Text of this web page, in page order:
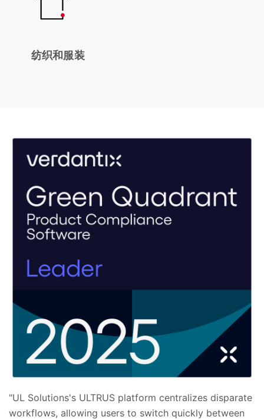
纺织和服装
"UL Solutions's ULTRUS platform centralizes disparate
workflows, allowing users to switch quickly between